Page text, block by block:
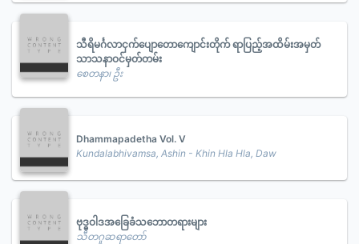
သီရိမင်္ဂလာငှက်ပျောတောကျောင်းတိုက် ရာပြည့်အထိမ်းအမှတ်
သာသနာဝင်မှတ်တမ်း
စေတနာ၊ ဦး
Dhammapadetha Vol. V
Kundalabhivamsa, Ashin - Khin Hla Hla, Daw
ဗုဒ္ဓဝါဒအခြေခံသဘောတရားများ
သီတဂူဆရာတော်